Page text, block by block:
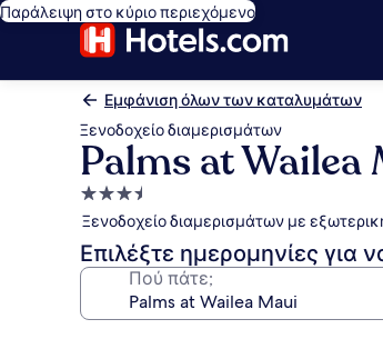
Παράλειψη στο κύριο περιεχόμενο
Εμφάνιση όλων των καταλυμάτων
Ξενοδοχείο διαμερισμάτων
Palms at Wailea
Κατάλυμα
με
3.5
αστέρια
Ξενοδοχείο διαμερισμάτων με
Επιλέξτε ημερομηνίες για
Πού πάτε;